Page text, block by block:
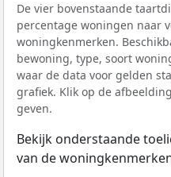
De vier bovenstaande
percentage woningen naar
woningkenmerken.
bewoning, type, soort
waar de data voor gelden
grafiek. Klik op de
geven.
Bekijk onderstaande
van de